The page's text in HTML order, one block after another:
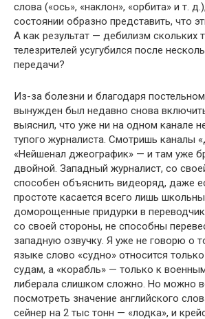
слова («ось», «наклон», «орбита» и т.
состоянии образно представить, что
А как результат — дебилизм скольких
телезрителей усугубился после
передачи?
Из-за болезни и благодаря
вынужден был недавно снова
выяснил, что уже ни на одном канале
тупого журналиста. Смотришь каналы
«Нейшенал джеографик» — и там уже
двойной. Западный журналист, со
способен объ­яснить видеоряд, даже
простоте касается всего лишь
доморощенные придурки в
со своей стороны, не способны
западную озвучку. Я уже не говорю о
языке слово «судно» относится
судам, а «корабль» — только к
либерала слишком слож­но. Но можно
посмотреть значение английского
сейнер на 2 тыс тонн — «лодка», и